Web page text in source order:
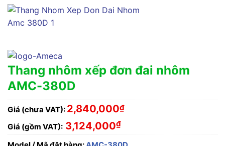
Thang nhôm xếp đơn đai nhôm
AMC-380D
Giá (chưa VAT): 2,840,000₫
Giá (gồm VAT): 3,124,000₫